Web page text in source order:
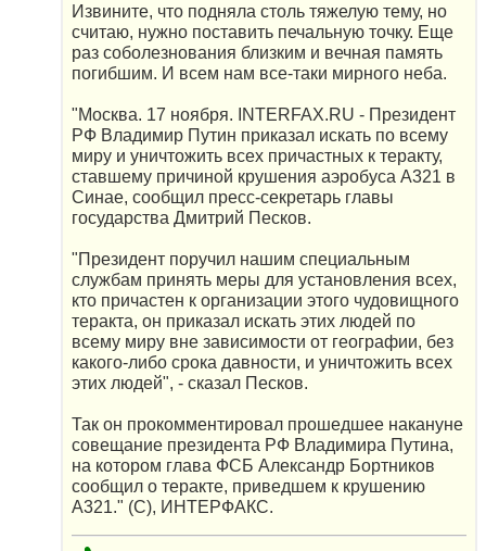
Извините, что подняла столь тяжелую тему, но
считаю, нужно поставить печальную точку. Еще
раз соболезнования близким и вечная память
погибшим. И всем нам все-таки мирного неба.
"Москва. 17 ноября. INTERFAX.RU - Президент
РФ Владимир Путин приказал искать по всему
миру и уничтожить всех причастных к теракту,
ставшему причиной крушения аэробуса А321 в
Синае, сообщил пресс-секретарь главы
государства Дмитрий Песков.
"Президент поручил нашим специальным
службам принять меры для установления всех,
кто причастен к организации этого чудовищного
теракта, он приказал искать этих людей по
всему миру вне зависимости от географии, без
какого-либо срока давности, и уничтожить всех
этих людей", - сказал Песков.
Так он прокомментировал прошедшее накануне
совещание президента РФ Владимира Путина,
на котором глава ФСБ Александр Бортников
сообщил о теракте, приведшем к крушению
А321." (С), ИНТЕРФАКС.